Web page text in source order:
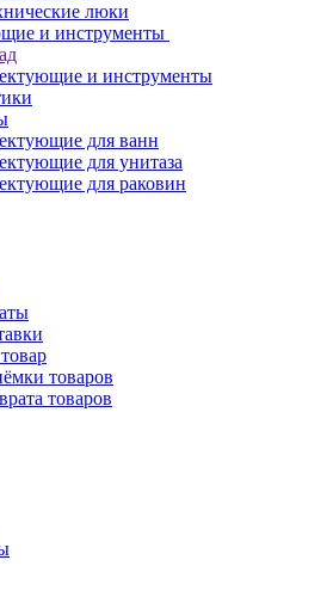
люки
и инструменты
и инструменты
для ванн
для унитаза
для раковин
товаров
товаров